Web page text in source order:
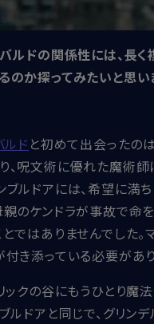
ルドの関係性には、長
か探ってみたいと思い
ルド と初めて出会ったの
呪文術に優れた魔術
ルドアには、希望に満
のケンドラが事故で命
ではありませんでした
き添っている必要があ
クの谷にもうひとり魔
ルドアと同じで、グリ